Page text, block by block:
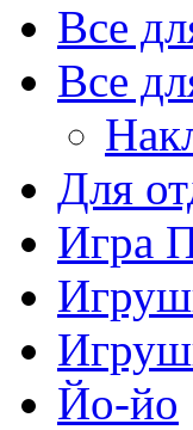
Все
Все
Для
Игра
Йо-йо